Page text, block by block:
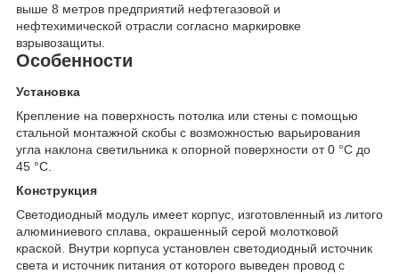
выше 8 метров предприятий нефтегазовой и
нефтехимической отрасли согласно маркировке
взрывозащиты.
Особенности
Установка
Крепление на поверхность потолка или стены с помощью
стальной монтажной скобы с возможностью варьирования
угла наклона светильника к опорной поверхности от 0 °С до
45 °С.
Конструкция
Светодиодный модуль имеет корпус, изготовленный из литого
алюминиевого сплава, окрашенный серой молотковой
краской. Внутри корпуса установлен светодиодный источник
света и источник питания от которого выведен провод с